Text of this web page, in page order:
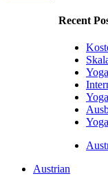
Recent
Austrian